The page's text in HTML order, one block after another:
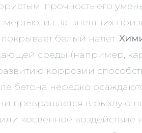
прочность его
из-за внешних
белый налет.
среды (например,
коррозии
бетона нередко
превращается в рыхлую
косвенное